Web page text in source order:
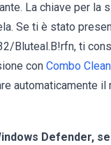
La chiave per la
Se ti è stato
Bluteal.B!rfn, ti
con Combo
automaticamente il
Defender,